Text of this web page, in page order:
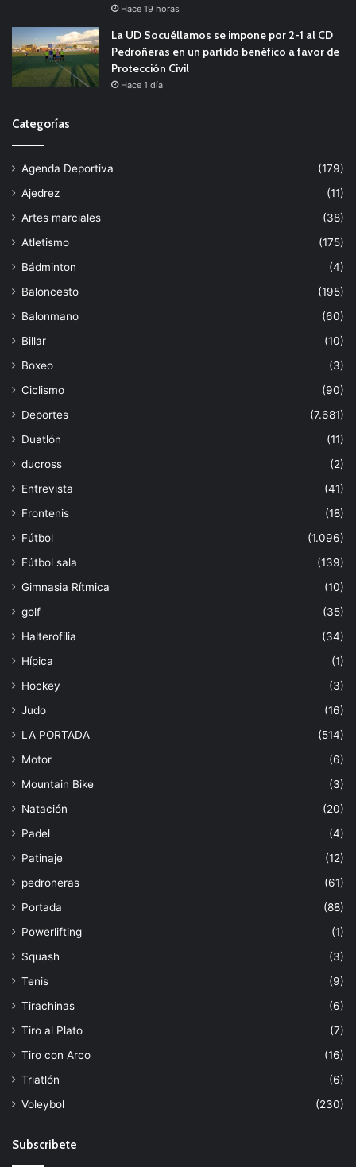
Hace 19 horas
La UD Socuéllamos se impone por 2-1 al CD
Pedroñeras en un partido benéfico a favor de
Protección Civil
Hace 1 día
Categorías
Agenda Deportiva
(179)
Ajedrez
(11)
Artes marciales
(38)
Atletismo
(175)
Bádminton
(4)
Baloncesto
(195)
Balonmano
(60)
Billar
(10)
Boxeo
(3)
Ciclismo
(90)
Deportes
(7.681)
Duatlón
(11)
ducross
(2)
Entrevista
(41)
Frontenis
(18)
Fútbol
(1.096)
Fútbol sala
(139)
Gimnasia Rítmica
(10)
golf
(35)
Halterofilia
(34)
Hípica
(1)
Hockey
(3)
Judo
(16)
LA PORTADA
(514)
Motor
(6)
Mountain Bike
(3)
Natación
(20)
Padel
(4)
Patinaje
(12)
pedroneras
(61)
Portada
(88)
Powerlifting
(1)
Squash
(3)
Tenis
(9)
Tirachinas
(6)
Tiro al Plato
(7)
Tiro con Arco
(16)
Triatlón
(6)
Voleybol
(230)
Subscribete